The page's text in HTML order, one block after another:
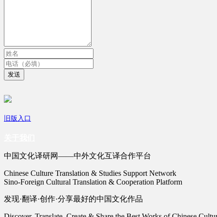
发送
旧版入口
中国文化译研网——中外文化互译合作平台
Chinese Culture Translation & Studies Support Network
Sino-Foreign Cultural Translation & Cooperation Platform
发现·翻译·创作·分享最好的中国文化作品